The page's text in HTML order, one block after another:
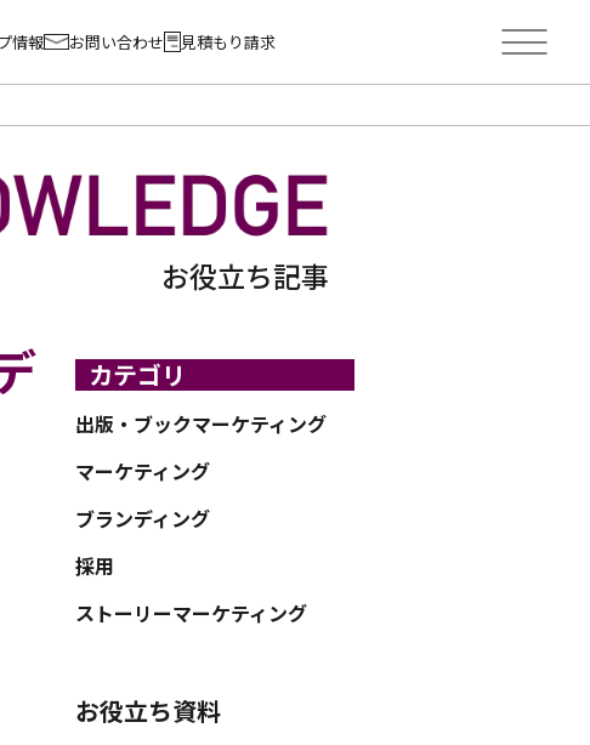
情報 お問い合わせ 見積もり請求
お役立ち記事
カテゴリ
出版・ブックマーケティング
マーケティング
ブランディング
採用
ストーリーマーケティング
お役立ち資料